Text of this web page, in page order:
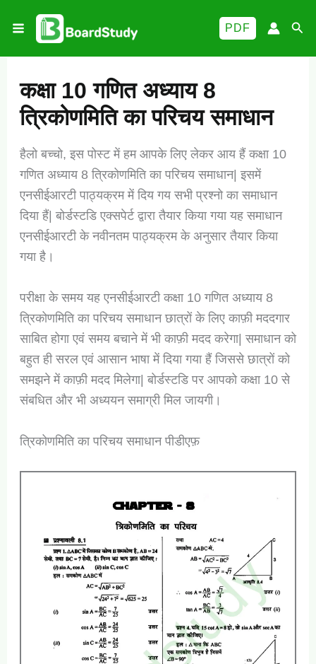
PDF
कक्षा 10 गणित अध्याय 8
त्रिकोणमिति का परिचय समाधान
हैलो बच्चो, इस पोस्ट में हम आपके लिए लेकर आय हैं कक्षा 10
गणित अध्याय 8 त्रिकोणमिति का परिचय समाधान| इसमें
एनसीईआरटी पाठ्यक्रम में दिय गय सभी प्रश्नो का समाधान
दिया हैं| बोर्डस्टडि एक्सपेर्ट द्वारा तैयार किया गया यह समाधान
एनसीईआरटी के नवीनतम पाठ्यक्रम के अनुसार तैयार किया
गया है।
परीक्षा के समय यह एनसीईआरटी कक्षा 10 गणित अध्याय 8
त्रिकोणमिति का परिचय समाधान छात्रों के लिए काफ़ी मददगार
साबित होगा एवं समय बचाने में भी काफ़ी मदद करेगा| समाधान को
बहुत ही सरल एवं आसान भाषा में दिया गया हैं जिससे छात्रों को
समझने में काफ़ी मदद मिलेगा| बोर्डस्टडि पर आपको कक्षा 10 से
संबधित और भी अध्ययन समाग्री मिल जायगी।
त्रिकोणमिति का परिचय समाधान पीडीएफ़